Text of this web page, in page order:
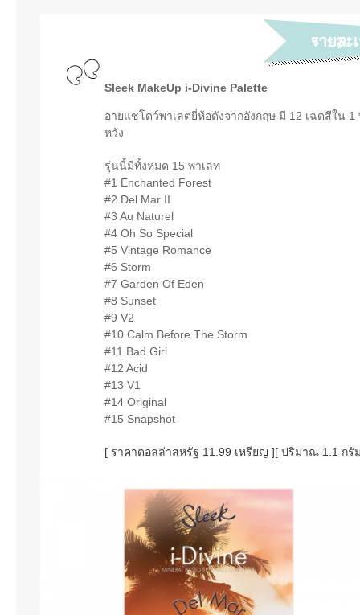
Sleek MakeUp i-Divine Palette
อายแชโดว์พาเลตยี่ห้อดังจากอังกฤษ มี 12 เฉดสีใ
หวัง
รุ่นนี้มีทั้งหมด 15 พาเลท
#1 Enchanted Forest
#2 Del Mar II
#3 Au Naturel
#4 Oh So Special
#5 Vintage Romance
#6 Storm
#7 Garden Of Eden
#8 Sunset
#9 V2
#10 Calm Before The Storm
#11 Bad Girl
#12 Acid
#13 V1
#14 Original
#15 Snapshot
[ ราคาดอลล่าสหรัฐ 11.99 เหรียญ ][ ปริมาณ 1.1 กรั